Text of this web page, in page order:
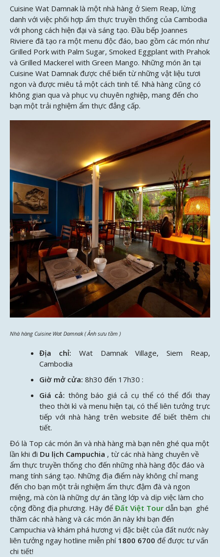
Cuisine Wat Damnak là một nhà hàng ở Siem Reap, lừng
danh với việc phối hợp ẩm thực truyền thống của Cambodia
với phong cách hiện đại và sáng tạo. Đầu bếp Joannes
Riviere đã tạo ra một menu độc đáo, bao gồm các món như
Grilled Pork with Palm Sugar, Smoked Eggplant with Prahok
và Grilled Mackerel with Green Mango. Những món ăn tại
Cuisine Wat Damnak được chế biến từ những vật liệu tươi
ngon và được miêu tả một cách tinh tế. Nhà hàng cũng có
không gian qua và phục vụ chuyên nghiệp, mang đến cho
bạn một trải nghiệm ẩm thực đẳng cấp.
Nhà hàng Cuisine Wat Damnak ( Ảnh sưu tầm )
Địa chỉ:
Wat Damnak Village, Siem Reap,
Cambodia
Giờ mở cửa: 8h30 đến 17h30 :
Giá cả: thông báo giá cả cụ thể có thể đổi thay
theo thời kì và menu hiện tại, có thể liên tưởng trực
tiếp với nhà hàng trên website để biết thêm chi
tiết.
Đó là Top các món ăn và nhà hàng mà bạn nên ghé qua một
lần khi đi Du lịch Campuchia , từ các nhà hàng chuyên về
ẩm thực truyền thống cho đến những nhà hàng độc đáo và
mang tính sáng tạo. Những địa điểm này không chỉ mang
đến cho bạn một trải nghiệm ẩm thực đậm đà và ngon
miệng, mà còn là những dự án tầng lớp và dịp việc làm cho
cộng đồng địa phương. Hãy để Đất Việt Tour dẫn bạn ghé
thăm các nhà hàng và các món ăn này khi bạn đến
Campuchia và khám phá hương vị đặc biệt của đất nước này
liên tưởng ngay hotline miễn phí 1800 6700 để được tư vấn
chi tiết!